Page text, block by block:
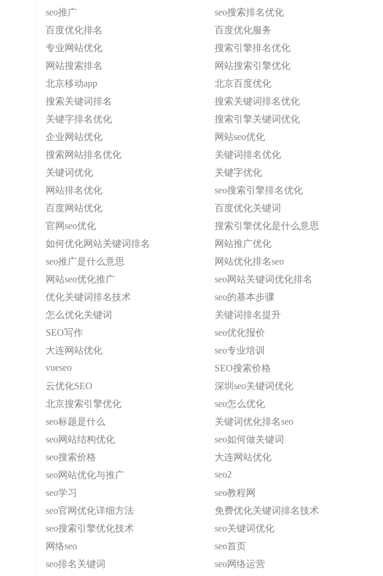
seo推广
seo搜索排名优化
百度优化排名
百度优化服务
专业网站优化
搜索引擎排名优化
网站搜索排名
网站搜索引擎优化
北京移动app
北京百度优化
搜索关键词排名
搜索关键词排名优化
关键字排名优化
搜索引擎关键词优化
企业网站优化
网站seo优化
搜索网站排名优化
关键词排名优化
关键词优化
关键字优化
网站排名优化
seo搜索引擎排名优化
百度网站优化
百度优化关键词
官网seo优化
搜索引擎优化是什么意思
如何优化网站关键词排名
网站推广优化
seo推广是什么意思
网站优化排名seo
网站seo优化推广
seo网站关键词优化排名
优化关键词排名技术
seo的基本步骤
怎么优化关键词
关键词排名提升
SEO写作
seo优化报价
大连网站优化
seo专业培训
vueseo
SEO搜索价格
云优化SEO
深圳seo关键词优化
北京搜索引擎优化
seo怎么优化
seo标题是什么
关键词优化排名seo
seo网站结构优化
seo如何做关键词
seo搜索价格
大连网站优化
seo网站优化与推广
seo2
seo学习
seo教程网
seo官网优化详细方法
免费优化关键词排名技术
seo搜索引擎优化技术
seo关键词优化
网络seo
seo首页
seo排名关键词
seo网络运营